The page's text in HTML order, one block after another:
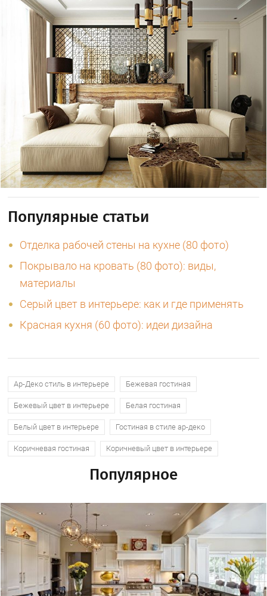
Популярные статьи
Отделка рабочей стены на кухне (80 фото)
Покрывало на кровать (80 фото): виды,
материалы
Серый цвет в интерьере: как и где применять
Красная кухня (60 фото): идеи дизайна
Ар-Деко стиль в интерьере Бежевая гостиная
Бежевый цвет в интерьере Белая гостиная
Белый цвет в интерьере Гостиная в стиле ар-деко
Коричневая гостиная Коричневый цвет в интерьере
Популярное